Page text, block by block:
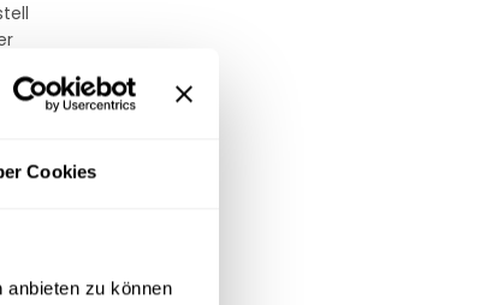
Cookies
anbieten zu können
wird.